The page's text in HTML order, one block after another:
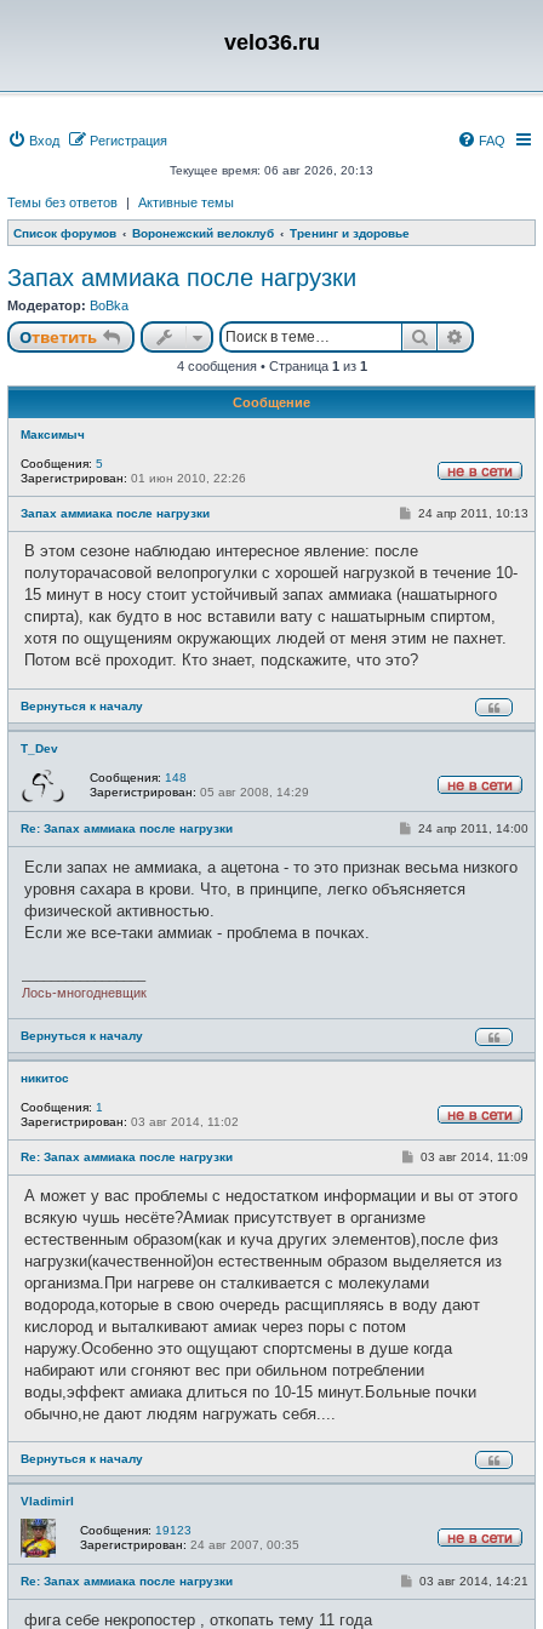
velo36.ru
Вход Регистрация FAQ
Текущее время: 06 авг 2026, 20:13
Темы без ответов | Активные темы
Список форумов Воронежский велоклуб Тренинг и здоровье
Запах аммиака после нагрузки
Модератор: BoBka
Ответить Поиск
4 сообщения • Страница 1 из 1
Сообщение
Максимыч
в
с
Сообщения: 5
Зарегистрирован: 01 июн 2010, 22:26
Запах аммиака после нагрузки
С
б
щ
н
и
24 апр 2011, 10:13
В этом сезоне наблюдаю интересное явление: после
полуторачасовой велопрогулки с хорошей нагрузкой в течение 10-
15 минут в носу стоит устойчивый запах аммиака (нашатырного
спирта), как будто в нос вставили вату с нашатырным спиртом,
хотя по ощущениям окружающих людей от меня этим не пахнет.
Потом всё проходит. Кто знает, подскажите, что это?
Вернуться к началу
T_Dev
е
в
с
Сообщения: 148
Зарегистрирован: 05 авг 2008, 14:29
Re: Запах аммиака после нагрузки
С
б
щ
24 апр 2011, 14:00
Если запах не аммиака, а ацетона - то это признак весьма низкого
уровня сахара в крови. Что, в принципе, легко объясняется
физической активностью.
Если же все-таки аммиак - проблема в почках.
Лось-многодневщик
Вернуться к началу
никитос
в
с
Сообщения: 1
Зарегистрирован: 03 авг 2014, 11:02
Re: Запах аммиака после нагрузки
С
б
щ
н
и
е
03 авг 2014, 11:09
А может у вас проблемы с недостатком информации и вы от этого
всякую чушь несёте?Амиак присутствует в организме
естественным образом(как и куча других элементов),после физ
нагрузки(качественной)он естественным образом выделяется из
организма.При нагреве он сталкивается с молекулами
водорода,которые в свою очередь расщипляясь в воду дают
кислород и выталкивают амиак через поры с потом
наружу.Особенно это ощущают спортсмены в душе когда
набирают или сгоняют вес при обильном потреблении
воды,эффект амиака длиться по 10-15 минут.Больные почки
обычно,не дают людям нагружать себя....
Вернуться к началу
VladimirI
е
в
с
Сообщения: 19123
Зарегистрирован: 24 авг 2007, 00:35
Re: Запах аммиака после нагрузки
С03 авг 2014, 14:21
фига себе некропостер , откопать тему 11 года